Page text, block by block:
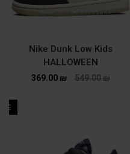
Nike Dunk Low Kids
HALLOWEEN
549.00₪
369.00 ₪